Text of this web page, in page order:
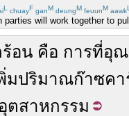
L chuayF ganM deungM feuunM aawkL
parties will work together to
อน คือ การที่อุ
มปริมาณก๊าซค
อุตสาหกรรม